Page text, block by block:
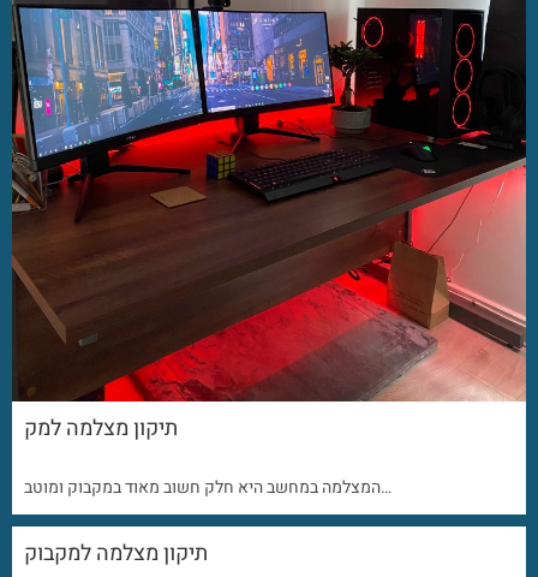
תיקון מצלמה למק
המצלמה במחשב היא חלק חשוב מאוד במקבוק ומוטב…
תיקון מצלמה למקבוק